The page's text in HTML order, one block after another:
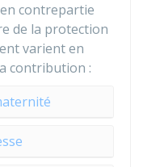
contrepartie
de la protection
varient en
contribution :